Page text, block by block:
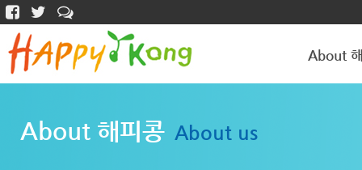
About
About 해피콩 About us